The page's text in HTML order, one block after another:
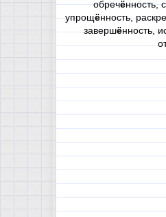
обречённость,
упрощённость,
завершённость,